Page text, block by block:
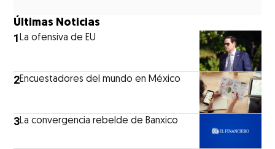
Últimas Noticias
1La ofensiva de EU
2Encuestadores del mundo en México
3La convergencia rebelde de Banxico